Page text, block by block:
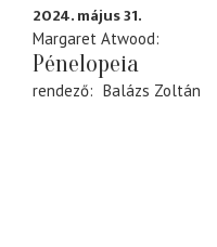
2024. május 31.
Margaret Atwood
Pénelopeia
rendező Balázs Zoltán